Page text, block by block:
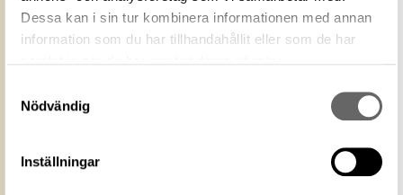
Dessa kan i sin tur kombinera informationen med annan
information som du har tillhandahållit eller som de har
Nödvändig
Inställningar
Fotograf
Historiska museet
media
Ange gärna upphovsperson om denne är
https://samlingar.shm.se/media/99C2C662-